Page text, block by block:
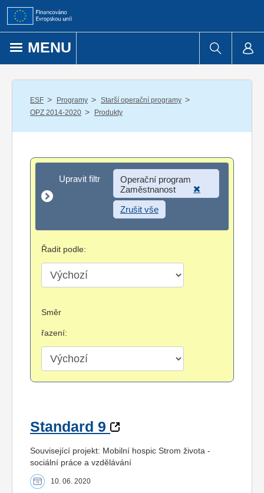
Přejít k obsahu
MENU
ESF / Programy / Starší operační programy /
OPZ 2014-2020 / Produkty
Upravit filtr
Upravit filtr
Operační program
Zaměstnanost
Zrušit vše
Řadit podle:
Směr
řazení:
Standard 9
Související projekt: Mobilní hospic Strom života -
sociální práce a vzdělávání
10. 06. 2020